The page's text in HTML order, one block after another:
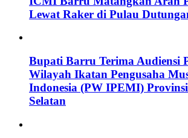
Lewat Raker di Pulau
Bupati Barru Terima Audiensi
Wilayah Ikatan Pengusaha
Indonesia (PW IPEMI)
Selatan